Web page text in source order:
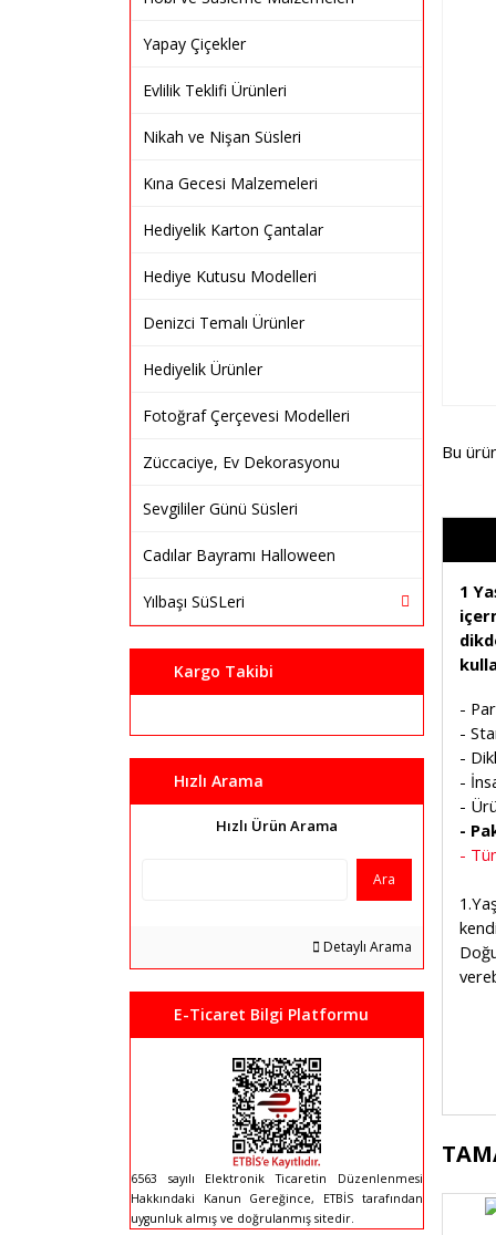
Yapay Çiçekler
Evlilik Teklifi Ürünleri
Nikah ve Nişan Süsleri
Kına Gecesi Malzemeleri
Hediyelik Karton Çantalar
Hediye Kutusu Modelleri
Denizci Temalı Ürünler
Hediyelik Ürünler
Fotoğraf Çerçevesi Modelleri
Züccaciye, Ev Dekorasyonu
Sevgililer Günü Süsleri
Cadılar Bayramı Halloween
Yılbaşı SüSLeri
Kargo Takibi
Hızlı Arama
Hızlı Ürün Arama
Ara
Detaylı Arama
E-Ticaret Bilgi Platformu
6563 sayılı Elektronik Ticaretin Düzenlenmesi
Hakkındaki Kanun Gereğince, ETBİS tarafından
uygunluk almış ve doğrulanmış sitedir.
Bu
1
-
-
-
-
-
-
-